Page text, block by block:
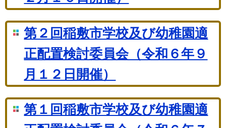
第２回稲敷市学校及び幼稚園適
正配置検討委員会（令和６年９
月１２日開催）
第１回稲敷市学校及び幼稚園適